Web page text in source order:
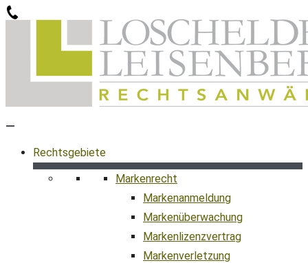
Zum
Rechtsgebiete
Markenrecht
Markenanmeldung
Markenüberwachung
Markenlizenzvertrag
Markenverletzung